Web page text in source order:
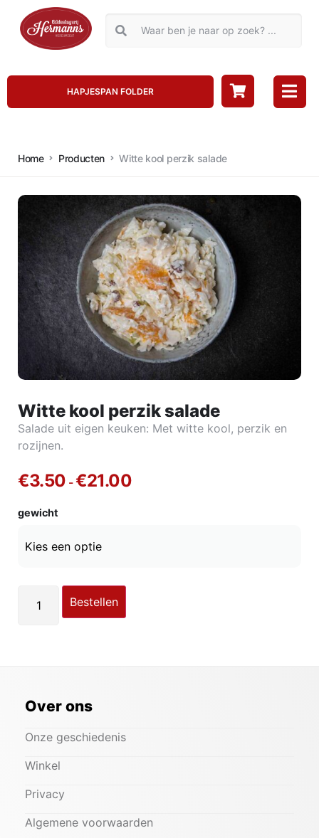
HAPJESPAN FOLDER
Home Producten Witte kool perzik salade
Witte kool perzik salade
Salade uit eigen keuken: Met witte kool, perzik en
rozijnen.
€3.50 -€21.00
gewicht
Bestellen
Over ons
Onze geschiedenis
Winkel
Privacy
Algemene voorwaarden